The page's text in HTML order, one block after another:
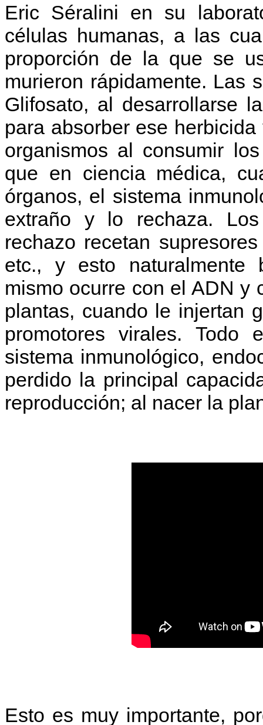
Eric Séralini en su
células humanas, a las
proporción de la que se
murieron rápidamente. Las
Glifosato, al desarrollarse
para absorber ese
organismos al consumir
que en ciencia médica,
órganos, el sistema
extraño y lo rechaza.
rechazo recetan
etc., y esto naturalmente
mismo ocurre con el ADN y
plantas, cuando le injertan
promotores virales.
sistema inmunológico,
perdido la principal
reproducción; al nacer la
Esto es muy importante,